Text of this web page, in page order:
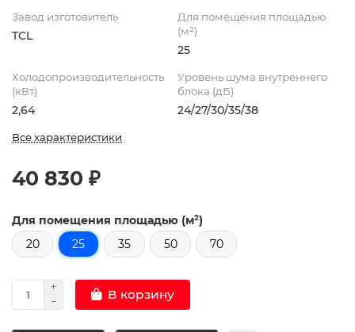
Завод изготовитель
TCL
Для помещения площадью
(м²)
25
Холодопроизводительность
(кВт)
2,64
Уровень шума внутреннего
блока (дБ)
24/27/30/35/38
Все характеристики
40 830 ₽
Для помещения площадью (м²)
20
25 35 50 70
В корзину